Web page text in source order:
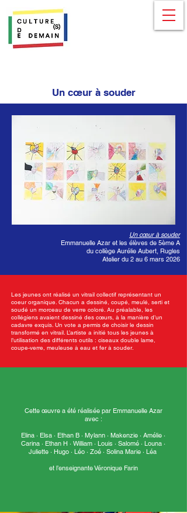
Un cœur à souder
Un cœur à souder
Emmanuelle Azar et les élèves de 5ème A
du collège Aurélie Aubert, Rugles
Atelier du 2 au 6 mars 2026
Les jeunes ont réalisé un vitrail collectif représentant un
coeur organique. Chacun a dessiné, coupé, meulé, serti et
soudé un morceau de verre coloré. Au préalable, les
collégiens avaient dessiné des cœurs, à la manière d’un
cadavre exquis. Un vote a permis de choisir le dessin
transformé en vitrail. L’artiste a initié tous les jeunes à
l’utilisation des différents outils : ciseaux double lame,
coupe-verre, meuleuse à eau et fer à souder.
Cette œuvre a été réalisée par Emmanuelle Azar
avec :
Elina · Elsa · Ethan B · Mylann · Makenzie · Amélie ·
Carina · Ethan H · William · Louis · Salomé · Louna ·
Juliette · Hugo · Léo · Zoé · Solina Marie · Léa
et l’enseignante Véronique Farin